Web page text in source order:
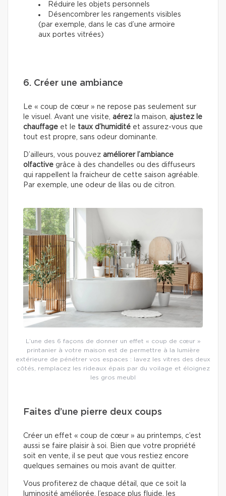
Réduire les objets personnels
Désencombrer les rangements visibles
(par exemple, dans le cas d’une armoire
aux portes vitrées)
6. Créer une ambiance
Le « coup de cœur » ne repose pas seulement sur
le visuel. Avant une visite, aérez la maison, ajustez le
chauffage et le taux d’humidité et assurez-vous que
tout est propre, sans odeur dominante.
D’ailleurs, vous pouvez améliorer l’ambiance
olfactive grâce à des chandelles ou des diffuseurs
qui rappellent la fraicheur de cette saison agréable.
Par exemple, une odeur de lilas ou de citron.
L’une des 6 façons de donner un effet « coup de cœur »
printanier à votre maison est de permettre à la lumière
extérieure de pénétrer vos espaces : lavez les vitres des deux
côtés, remplacez les rideaux épais par du voilage et éloignez
les gros meubl
Faites d’une pierre deux coups
Créer un effet « coup de cœur » au printemps, c’est
aussi se faire plaisir à soi. Bien que votre propriété
soit en vente, il se peut que vous restiez encore
quelques semaines ou mois avant de quitter.
Vous profiterez de chaque détail, que ce soit la
luminosité améliorée, l’espace plus fluide, les